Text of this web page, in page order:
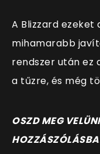
A Blizzard ezeket
mihamarabb
rendszer után ez
a tűzre, és még
OSZD MEG